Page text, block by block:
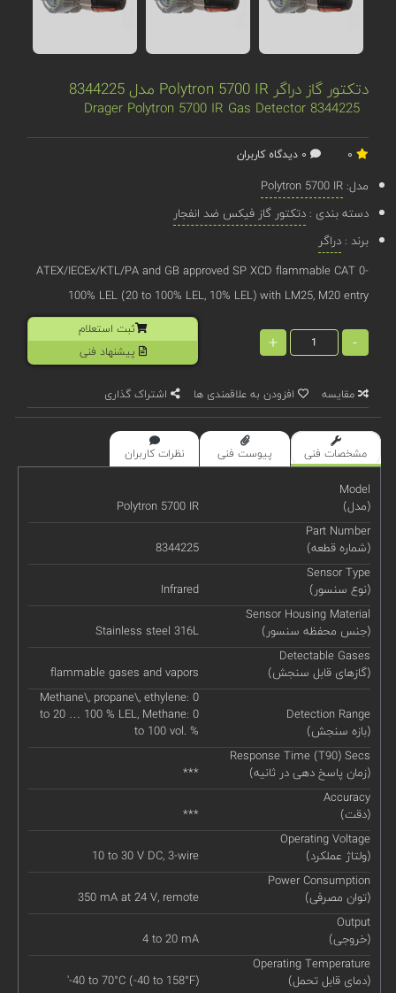
دتکتور گاز دراگر Polytron 5700 IR مدل 8344225
8344225 Drager Polytron 5700 IR Gas Detector
مدل:Polytron 5700 IR
دسته بندی :دتکتور گاز فیکس ضد انفجار
برند :دراگر
ATEX/IECEx/KTL/PA and GB approved SP XCD flammable CAT 0-
100% LEL (20 to 100% LEL, 10% LEL) with LM25, M20 entry
-
+
ثبت استعلام
پیشنهاد فنی
مقایسه افزودن به علاقمندی ها اشتراک گذاری
مشخصات فنی پیوست فنی نظرات کاربران
Model
(مدل)
Polytron 5700 IR
Part Number
(شماره قطعه)
8344225
Sensor Type
(نوع سنسور)
Infrared
Sensor Housing Material
(جنس محفظه سنسور)
Stainless steel 316L
Detectable Gases
(گازهای قابل سنجش)
flammable gases and vapors
Detection Range
(بازه سنجش)
Methane\, propane\, ethylene: 0
to 20 … 100 % LEL, Methane: 0
to 100 vol. %
Response Time (T90) Secs
(زمان پاسخ دهی در ثانیه)
***
Accuracy
(دقت)
***
Operating Voltage
(ولتاژ عملکرد)
10 to 30 V DC, 3-wire
Power Consumption
(توان مصرفی)
350 mA at 24 V, remote
Output
(خروجی)
4 to 20 mA
Operating Temperature
(دمای قابل تحمل)
'-40 to 70°C (-40 to 158°F)